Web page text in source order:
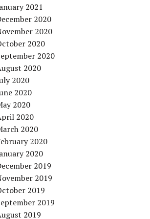
2021
2020
2020
2020
2020
2020
2020
2020
2020
2020
2020
2020
2020
2019
2019
2019
2019
2019